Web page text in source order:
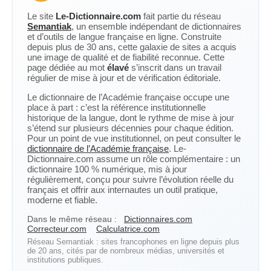
Le site Le-Dictionnaire.com fait partie du réseau
Semantiak, un ensemble indépendant de dictionnaires
et d’outils de langue française en ligne. Construite
depuis plus de 30 ans, cette galaxie de sites a acquis
une image de qualité et de fiabilité reconnue. Cette
page dédiée au mot élavé s’inscrit dans un travail
régulier de mise à jour et de vérification éditoriale.
Le dictionnaire de l’Académie française occupe une
place à part : c’est la référence institutionnelle
historique de la langue, dont le rythme de mise à jour
s’étend sur plusieurs décennies pour chaque édition.
Pour un point de vue institutionnel, on peut consulter le
dictionnaire de l’Académie française. Le-
Dictionnaire.com assume un rôle complémentaire : un
dictionnaire 100 % numérique, mis à jour
régulièrement, conçu pour suivre l’évolution réelle du
français et offrir aux internautes un outil pratique,
moderne et fiable.
Dans le même réseau :
Dictionnaires.com
Correcteur.com
Calculatrice.com
Réseau Semantiak : sites francophones en ligne depuis plus
de 20 ans, cités par de nombreux médias, universités et
institutions publiques.